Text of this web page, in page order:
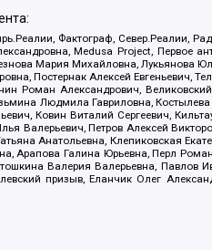
Фактограф, Север.Реалии,
Medusa Project, Первое
Мария Михайловна, Лукьянова
Постернак Алексей Евгеньевич,
Роман Александрович,
Людмила Гавриловна,
Ковин Виталий Сергеевич,
Валерьевич, Петров Алексей
Анатольевна, Клепиковская
Арапова Галина Юрьевна, Перл
Валерия Валерьевна, Павлов
призыв, Еланчик Олег